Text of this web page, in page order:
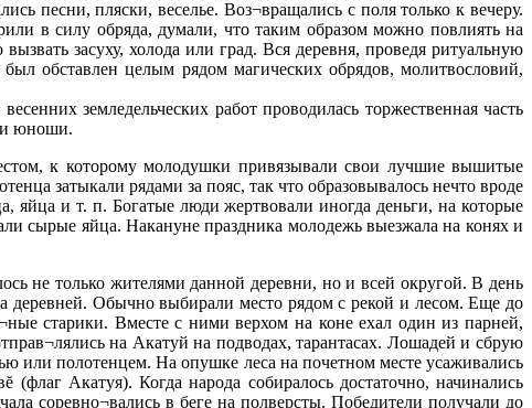
песни, пляски, веселье. Воз¬вращались с поля только к вечеру.
в силу обряда, думали, что таким образом можно повлиять на
засуху, холода или град. Вся деревня, проведя ритуальную
обставлен целым рядом магических обрядов, молитвословий,
земледельческих работ проводилась торжественная часть
юноши.
к которому молодушки привязывали свои лучшие вышитые
затыкали рядами за пояс, так что образовывалось нечто вроде
и т. п. Богатые люди жертвовали иногда деньги, на которые
сырые яйца. Накануне праздника молодежь выезжала на конях и
не только жителями данной деревни, но и всей округой. В день
деревней. Обычно выбирали место рядом с рекой и лесом. Еще до
старики. Вместе с ними верхом на коне ехал один из парней,
на Акатуй на подводах, тарантасах. Лошадей и сбрую
или полотенцем. На опушке леса на почетном месте усаживались
Акатуя). Когда народа собиралось достаточно, начинались
соревно¬вались в беге на полверсты. Победители получали до